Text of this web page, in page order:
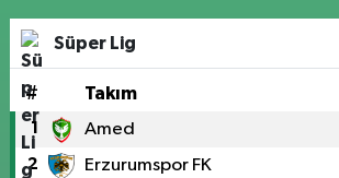
Süper Lig
# Takım
1 Amed
2 Erzurumspor FK